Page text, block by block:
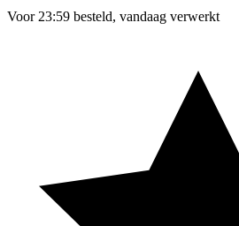
Voor 23:59 besteld, vandaag verwerkt